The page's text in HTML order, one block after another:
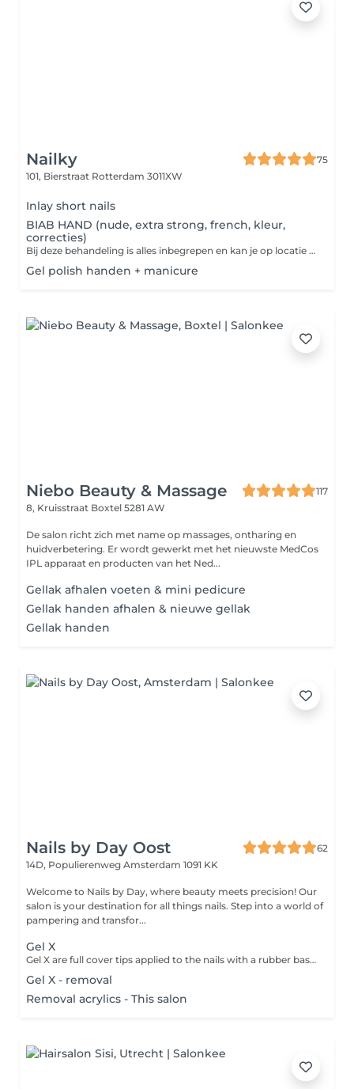
Nailky
75
101, Bierstraat Rotterdam 3011XW
Inlay short nails
BIAB HAND (nude, extra strong, french, kleur,
correcties)
Bij deze behandeling is alles inbegrepen en kan je op locatie kiezen wat je wil. Correcties en verlengen van een aantal nagels, french, nailart etc is inbegrepen
Gel polish handen + manicure
Niebo Beauty & Massage
117
8, Kruisstraat Boxtel 5281 AW
De salon richt zich met name op massages, ontharing en
huidverbetering. Er wordt gewerkt met het nieuwste MedCos
IPL apparaat en producten van het Ned...
Gellak afhalen voeten & mini pedicure
Gellak handen afhalen & nieuwe gellak
Gellak handen
Nails by Day Oost
62
14D, Populierenweg Amsterdam 1091 KK
Welcome to Nails by Day, where beauty meets precision! Our
salon is your destination for all things nails. Step into a world of
pampering and transfor...
Gel X
Gel X are full cover tips applied to the nails with a rubber base, then covered with gel polish.
Gel X - removal
Removal acrylics - This salon